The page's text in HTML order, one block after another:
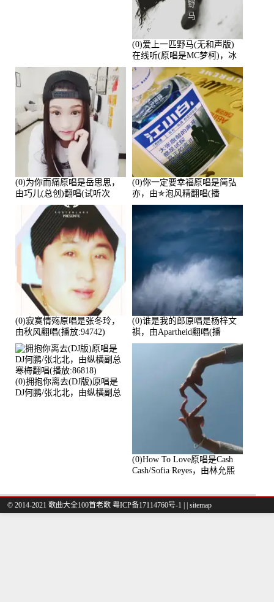
(0)爱上一匹野马(无和声版)
在线听(原唱是MC梦柯)，冰
鑫Asce演唱点播:178815次
(0)为你而痛原唱是岳思思，
由巧儿(总创)翻唱(试听次
数:108697)
(0)你一定要幸福原唱是简弘
亦，由✯泡风精翻唱(播
放:102381)
(0)寂寞情殇原唱是张冬玲，
由秋风翻唱(播放:94742)
(0)谁是我的郎原唱是杨梓文
祺，由Apartheid翻唱(播
放:94178)
(0)拥抱你离去(DJ版)原唱是
DJ何鹏/张北北，由纵横副总
(0)How To Love原唱是Cash
Cash/Sofia Reyes，由林允熙
© 2014-2021 歌曲大全100首老歌 粤ICP备17114760号-1 sitemap